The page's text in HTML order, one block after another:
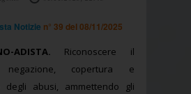
Notizie n° 39 del 08/11/2025
ADISTA. Riconoscere il
copertura e
degli abusi, ammettendo gli